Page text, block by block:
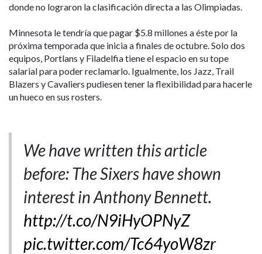
donde no lograron la clasificación directa a las Olimpiadas.
Minnesota le tendría que pagar $5.8 millones a éste por la
próxima temporada que inicia a finales de octubre. Solo dos
equipos, Portlans y Filadelfia tiene el espacio en su tope
salarial para poder reclamarlo. Igualmente, los Jazz, Trail
Blazers y Cavaliers pudiesen tener la flexibilidad para hacerle
un hueco en sus rosters.
We have written this article
before: The Sixers have shown
interest in Anthony Bennett.
http://t.co/N9iHyOPNyZ
pic.twitter.com/Tc64yoW8zr